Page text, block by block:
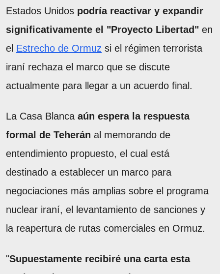
Estados Unidos podría reactivar y expandir
significativamente el "Proyecto Libertad" en
el Estrecho de Ormuz si el régimen terrorista
iraní rechaza el marco que se discute
actualmente para llegar a un acuerdo final.
La Casa Blanca aún espera la respuesta
formal de Teherán al memorando de
entendimiento propuesto, el cual está
destinado a establecer un marco para
negociaciones más amplias sobre el programa
nuclear iraní, el levantamiento de sanciones y
la reapertura de rutas comerciales en Ormuz.
"Supuestamente recibiré una carta esta